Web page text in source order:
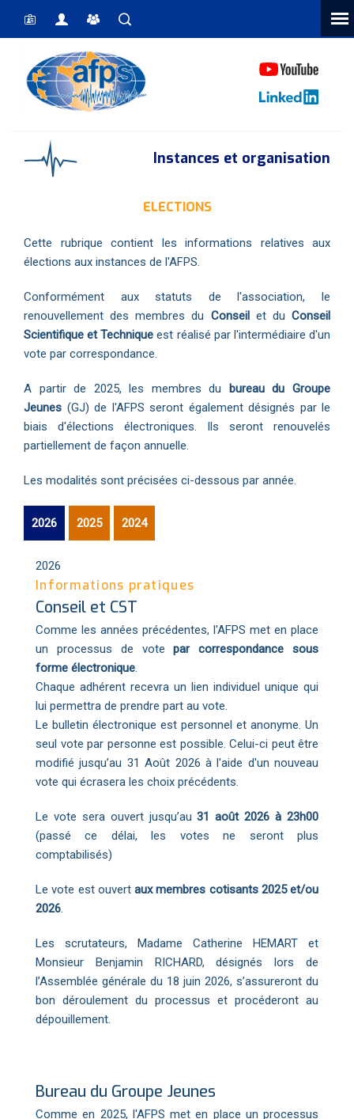
Vous êtes ici Instances et organisation
ELECTIONS
Cette rubrique contient les informations relatives aux
élections aux instances de l'AFPS.
Conformément aux statuts de l'association, le
renouvellement des membres du Conseil et du Conseil
Scientifique et Technique est réalisé par l'intermédiaire d'un
vote par correspondance.
A partir de 2025, les membres du bureau du Groupe
Jeunes (GJ) de l'AFPS seront également désignés par le
biais d'élections électroniques. Ils seront renouvelés
partiellement de façon annuelle.
Les modalités sont précisées ci-dessous par année.
2026 2025 2024
2026
Informations pratiques
Conseil et CST
Comme les années précédentes, l'AFPS met en place
un processus de votepar correspondance sous
forme électronique.
Chaque adhérent recevra un lien individuel unique qui
lui permettra de prendre part au vote.
Le bulletin électronique est personnel et anonyme. Un
seul vote par personne est possible. Celui-ci peut être
modifié jusqu’au 31 Août 2026 à l'aide d'un nouveau
vote qui écrasera les choix précédents.
Le vote sera ouvert jusqu’au31 août 2026 à 23h00
(passé ce délai, les votes ne seront plus
comptabilisés)
Le vote est ouvert aux membres cotisants 2025 et/ou
2026.
Les scrutateurs, Madame Catherine HEMART et
Monsieur Benjamin RICHARD, désignés lors de
l’Assemblée générale du 18 juin 2026, s’assureront du
bon déroulement du processus et procéderont au
dépouillement.
Bureau du Groupe Jeunes
Comme en 2025, l'AFPS met en place un processus